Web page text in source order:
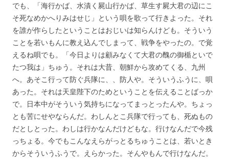
でも、「海行かば、水漬く屍山行かば、草生す屍大君の辺にこ
そ死なめかへりみはせじ」という唄を歌って行きよった。それ
を誰が作らしたということはおじいは知らんけども。そういう
ことを若いもんに教え込んでしまって、戦争をやったの。で覚
えるね唄でも。「今日よりは顧みなくて大君の醜の御楯といで
たつ我は」ちゅう。それは大昔、朝鮮から攻めてくる、九州
へ。あそこ行って防ぐ兵隊に、、防人や。そういうふうに、唄
あった。それは天皇陛下のためということを伝えることばっか
で。日本中がそういう気持ちになってまっとったんや。ちょっ
とも苦にせやならんだ。わしんとこ兵隊で行っても、死ぬもの
だとしとった。わしは行かなんだけどもな。行けなんだで今残
っちょる。今でもこんなえらがっとるちゅうことは、若いとき
からそういうふうで。えらかった。そんやもんで行けなんだ。